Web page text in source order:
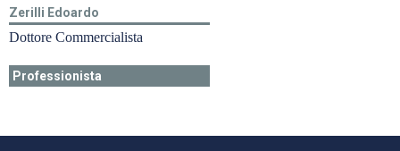
Zerilli Edoardo
Dottore Commercialista
Professionista